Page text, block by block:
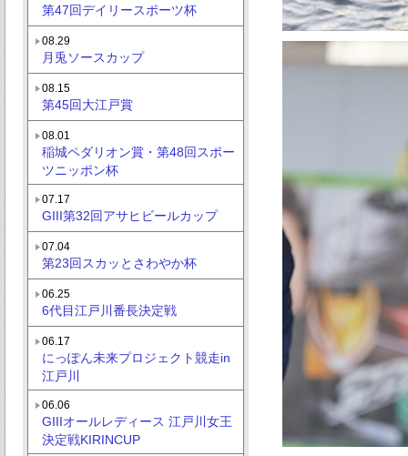
第47回デイリースポーツ杯
08.29
月兎ソースカップ
08.15
第45回大江戸賞
08.01
稲城ペダリオン賞・第48回スポー
ツニッポン杯
07.17
GIII第32回アサヒビールカップ
07.04
第23回スカッとさわやか杯
06.25
6代目江戸川番長決定戦
06.17
にっぽん未来プロジェクト競走in
江戸川
06.06
GIIIオールレディース 江戸川女王
決定戦KIRINCUP